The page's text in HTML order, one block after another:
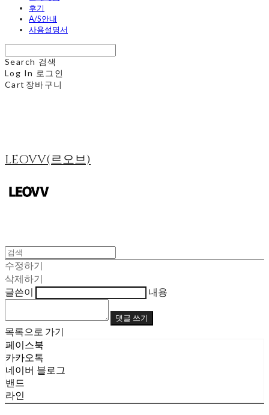
후기
A/S안내
사용설명서
Search 검색
Log In 로그인
Cart 장바구니
LEOVV(르오브)
수정하기
삭제하기
글쓴이
내용
댓글 쓰기
목록으로 가기
페이스북
카카오톡
네이버 블로그
밴드
라인